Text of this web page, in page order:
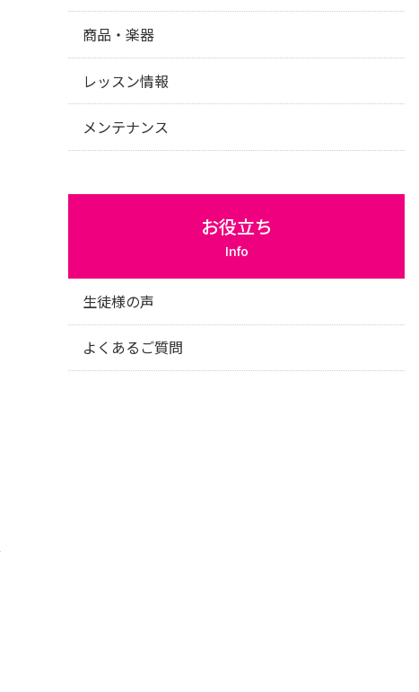
商品・楽器
レッスン情報
メンテナンス
お役立ち
Info
生徒様の声
よくあるご質問